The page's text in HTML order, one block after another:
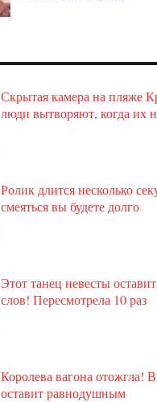
Скрытая камера на пляже
люди вытворяют, когда их
Ролик длится несколько
смеяться вы будете долго
Этот танец невесты
слов! Пересмотрела 10 раз
Королева вагона отожгла!
оставит равнодушным